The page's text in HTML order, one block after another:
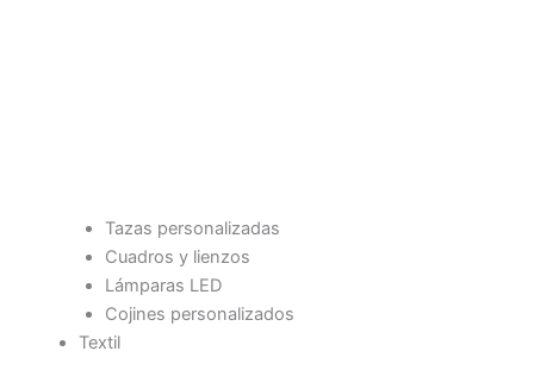
Tazas personalizadas
Cuadros y lienzos
Lámparas LED
Cojines personalizados
Textil